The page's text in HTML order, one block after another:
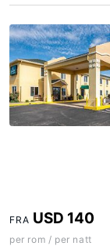
FRA USD 140
per rom / per natt